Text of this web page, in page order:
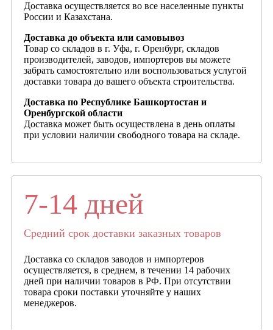
Доставка осуществляется во все населенные пункты
России и Казахстана.
Доставка до объекта или самовывоз
Товар со складов в г. Уфа, г. Оренбург, складов
производителей, заводов, импортеров вы можете
забрать самостоятельно или воспользоваться услугой
доставки товара до вашего объекта строительства.
Доставка по Республике Башкортостан и
Оренбургской области
Доставка может быть осуществлена в день оплаты
при условии наличии свободного товара на складе.
7-14 дней
Средний срок доставки заказных товаров
Доставка со складов заводов и импортеров
осуществляется, в среднем, в течении 14 рабочих
дней при наличии товаров в РФ. При отсутствии
товара сроки поставки уточняйте у наших
менеджеров.